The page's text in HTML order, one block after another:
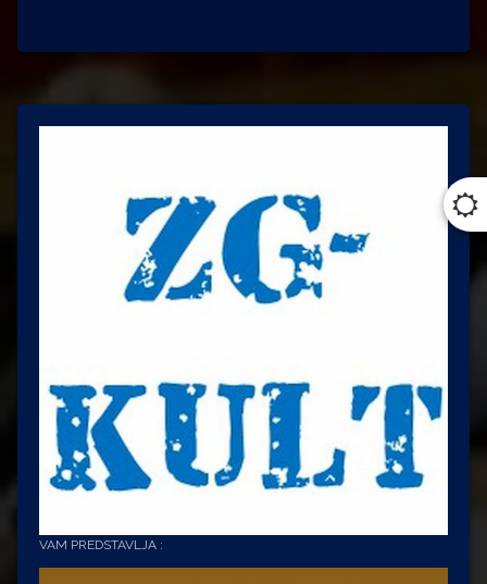
VAM PREDSTAVLJA :